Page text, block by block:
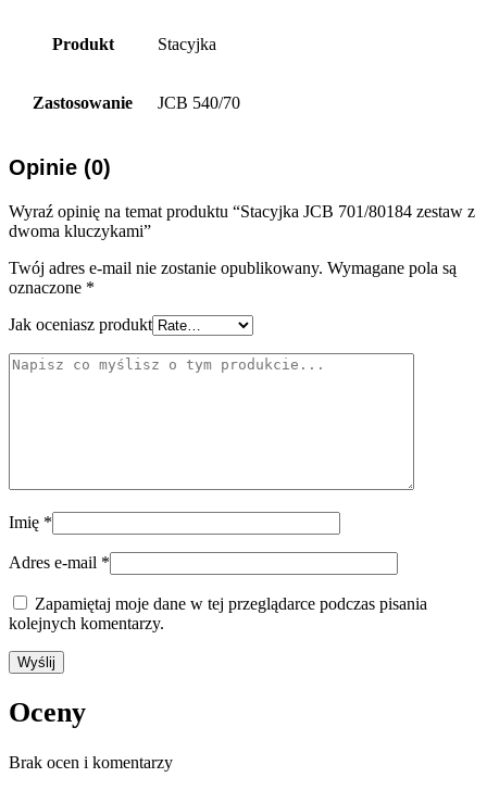
Produkt Stacyjka
Zastosowanie JCB 540/70
Opinie (0)
Wyraź opinię na temat produktu “Stacyjka JCB 701/80184 zestaw z
dwoma kluczykami”
Twój adres e-mail nie zostanie opublikowany. Wymagane pola są
oznaczone *
Jak oceniasz produkt
Imię *
Adres e-mail *
Zapamiętaj moje dane w tej przeglądarce podczas pisania
kolejnych komentarzy.
Oceny
Brak ocen i komentarzy